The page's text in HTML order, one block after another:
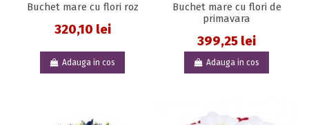
Buchet mare cu flori roz
320,10 lei
Adauga in cos
Buchet mare cu flori de
primavara
399,25 lei
Adauga in cos